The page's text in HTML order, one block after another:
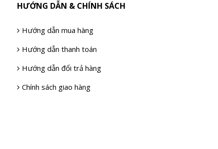
HƯỚNG DẪN & CHÍNH SÁCH
Hướng dẫn mua hàng
Hướng dẫn thanh toán
Hướng dẫn đổi trả hàng
Chính sách giao hàng